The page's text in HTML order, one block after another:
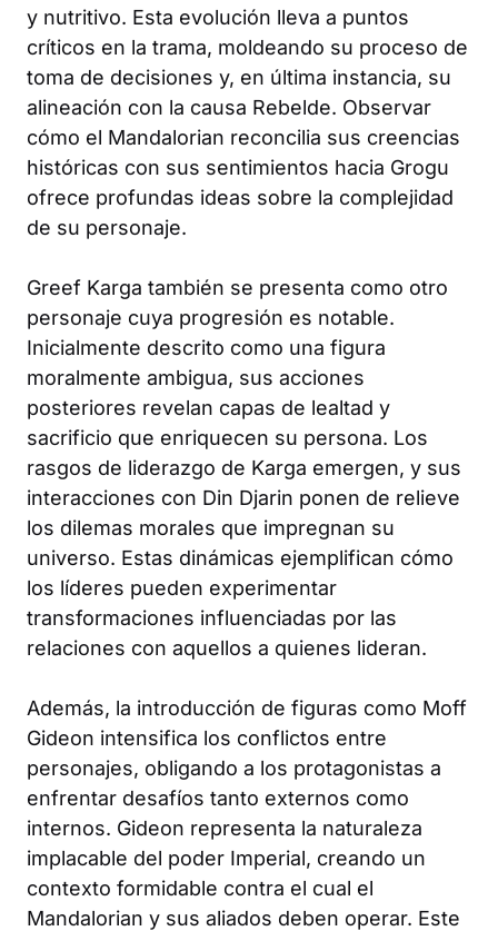
y nutritivo. Esta evolución lleva a puntos
críticos en la trama, moldeando su proceso de
toma de decisiones y, en última instancia, su
alineación con la causa Rebelde. Observar
cómo el Mandalorian reconcilia sus creencias
históricas con sus sentimientos hacia Grogu
ofrece profundas ideas sobre la complejidad
de su personaje.
Greef Karga también se presenta como otro
personaje cuya progresión es notable.
Inicialmente descrito como una figura
moralmente ambigua, sus acciones
posteriores revelan capas de lealtad y
sacrificio que enriquecen su persona. Los
rasgos de liderazgo de Karga emergen, y sus
interacciones con Din Djarin ponen de relieve
los dilemas morales que impregnan su
universo. Estas dinámicas ejemplifican cómo
los líderes pueden experimentar
transformaciones influenciadas por las
relaciones con aquellos a quienes lideran.
Además, la introducción de figuras como Moff
Gideon intensifica los conflictos entre
personajes, obligando a los protagonistas a
enfrentar desafíos tanto externos como
internos. Gideon representa la naturaleza
implacable del poder Imperial, creando un
contexto formidable contra el cual el
Mandalorian y sus aliados deben operar. Este